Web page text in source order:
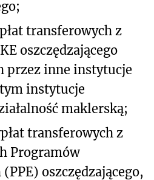
transferowych z
oszczędzającego
przez inne instytucje
instytucje
maklerską;
transferowych z
Programów
oszczędzającego,